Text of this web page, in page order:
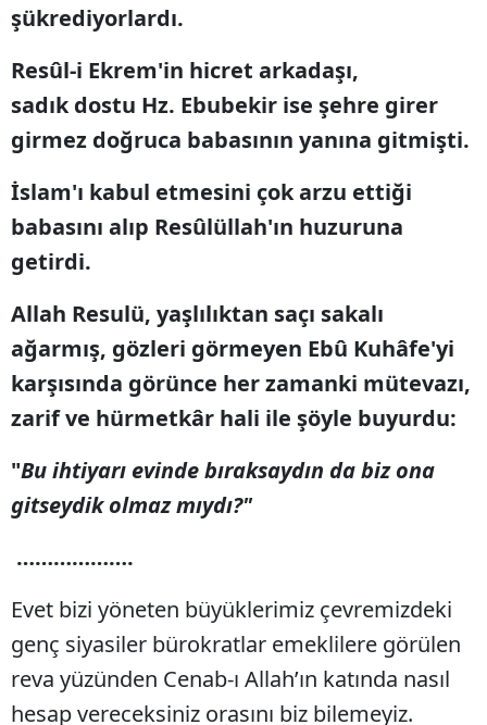
şükrediyorlardı.
Resûl-i Ekrem'in hicret arkadaşı,
sadık dostu Hz. Ebubekir ise şehre girer
girmez doğruca babasının yanına gitmişti.
İslam'ı kabul etmesini çok arzu ettiği
babasını alıp Resûlüllah'ın huzuruna
getirdi.
Allah Resulü, yaşlılıktan saçı sakalı
ağarmış, gözleri görmeyen Ebû Kuhâfe'yi
karşısında görünce her zamanki mütevazı,
zarif ve hürmetkâr hali ile şöyle buyurdu:
"Bu ihtiyarı evinde bıraksaydın da biz ona
gitseydik olmaz mıydı?"
……………….
Evet bizi yöneten büyüklerimiz çevremizdeki
genç siyasiler bürokratlar emeklilere görülen
reva yüzünden Cenab-ı Allah’ın katında nasıl
hesap vereceksiniz orasını biz bilemeyiz.